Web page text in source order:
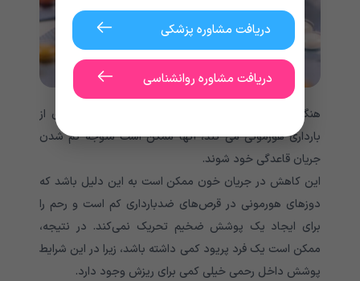
هنگامی که یک فرد شروع به استفاده از موارد پیشگیری از
بارداری هورمونی می کند، آنها ممکن است متوجه کم شدن
جریان قاعدگی خود شوند.
این کاهش در جریان خون ممکن است به این دلیل باشد که
دوزهای هورمونی در قرص‌های ضدبارداری کم است و رحم را
برای ایجاد یک پوشش ضخیم تحریک نمی‌کند. در نتیجه،
ممکن است یک فرد پریود کمی داشته باشد، زیرا در این شرایط
پوشش داخل رحمی خیلی کمی برای ریزش وجود دارد.
دریافت مشاوره پزشکی
دریافت مشاوره روانشناسی